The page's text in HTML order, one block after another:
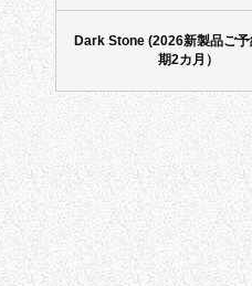
Dark Stone (2026新製品ご予
期2カ月）